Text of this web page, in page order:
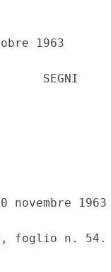
1963
SEGNI
novembre 1963